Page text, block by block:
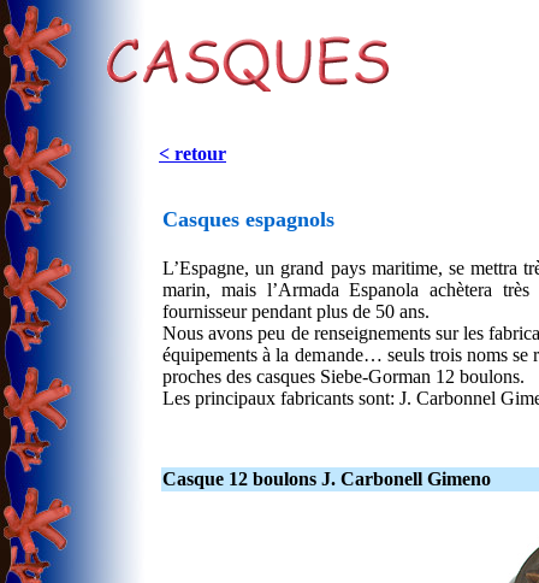
< retour
Casques espagnols
L’Espagne, un grand pays maritime, se mettra
marin, mais l’Armada Espanola achètera
fournisseur pendant plus de 50 ans.
Nous avons peu de renseignements sur les
équipements à la demande… seuls trois noms se
proches des casques Siebe-Gorman 12 boulons.
Les principaux fabricants sont: J. Carbonnel
Casque 12 boulons J. Carbonell Gimeno